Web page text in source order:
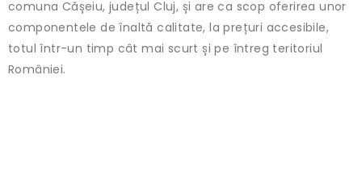
comuna Cășeiu, județul Cluj, și are ca scop oferirea unor
componentele de înaltă calitate, la prețuri accesibile,
totul într-un timp cât mai scurt și pe întreg teritoriul
României.